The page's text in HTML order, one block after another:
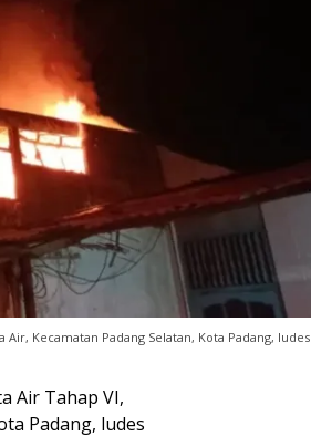
Kecamatan Padang Selatan, Kota Padang, ludes
Air Tahap VI,
Padang, ludes